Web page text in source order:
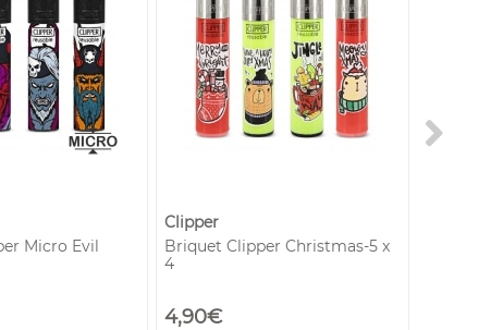
Micro Evil
Clipper
Briquet Clipper Christmas-5 x
4
4,90€